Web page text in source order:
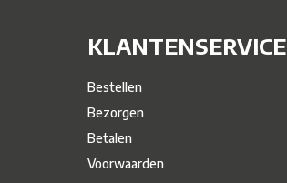
KLANTENSERVICE
Bestellen
Bezorgen
Betalen
Voorwaarden